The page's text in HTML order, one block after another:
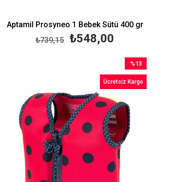
Aptamil Prosyneo 1 Bebek Sütü 400 gr
₺548,00
₺739,15
%13
İndirim
%13İndirim
Ücretsiz Kargo